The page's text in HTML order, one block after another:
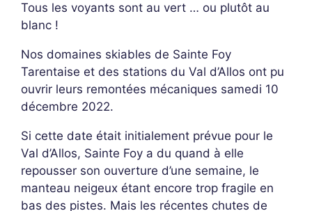
Tous les voyants sont au vert … ou plutôt au
blanc !
Nos domaines skiables de Sainte Foy
Tarentaise et des stations du Val d’Allos ont pu
ouvrir leurs remontées mécaniques samedi 10
décembre 2022.
Si cette date était initialement prévue pour le
Val d’Allos, Sainte Foy a du quand à elle
repousser son ouverture d’une semaine, le
manteau neigeux étant encore trop fragile en
bas des pistes. Mais les récentes chutes de